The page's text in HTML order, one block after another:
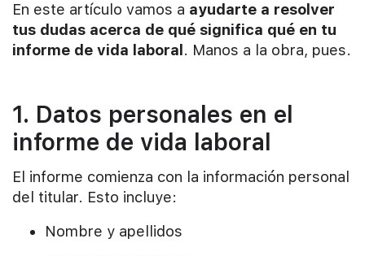
En este artículo vamos a ayudarte a resolver
tus dudas acerca de qué significa qué en tu
informe de vida laboral . Manos a la obra, pues.
1. Datos personales en el
informe de vida laboral
El informe comienza con la información personal
del titular. Esto incluye:
Nombre y apellidos